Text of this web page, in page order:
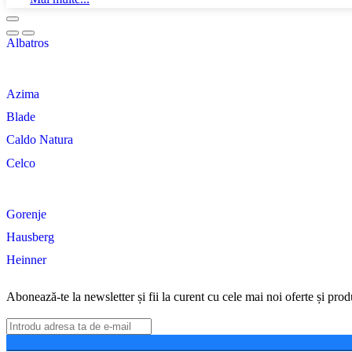
Albatros
Azima
Blade
Caldo Natura
Celco
Gorenje
Hausberg
Heinner
Abonează-te la newsletter și fii la curent cu cele mai noi oferte și